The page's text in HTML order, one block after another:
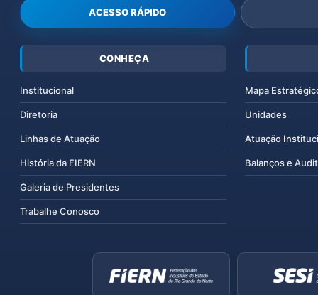
ACESSO RÁPIDO
CONHEÇA
Institucional
Diretoria
Linhas de Atuação
História da FIERN
Galeria de Presidentes
Trabalhe Conosco
Mapa
Unidades
Atuação
Balanços e